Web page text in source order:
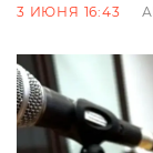
3 ИЮНЯ 16:43